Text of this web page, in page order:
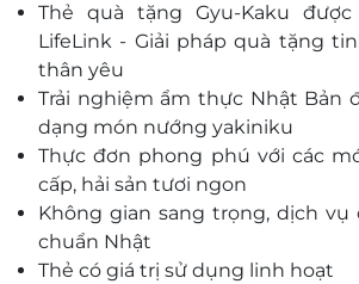
Thẻ quà tặng Gyu-Kaku
LifeLink - Giải pháp quà tặng
thân yêu
Trải nghiệm ẩm thực Nhật Bản
dạng món nướng yakiniku
Thực đơn phong phú với các
cấp, hải sản tươi ngon
Không gian sang trọng, dịch vụ
chuẩn Nhật
Thẻ có giá trị sử dụng linh hoạt